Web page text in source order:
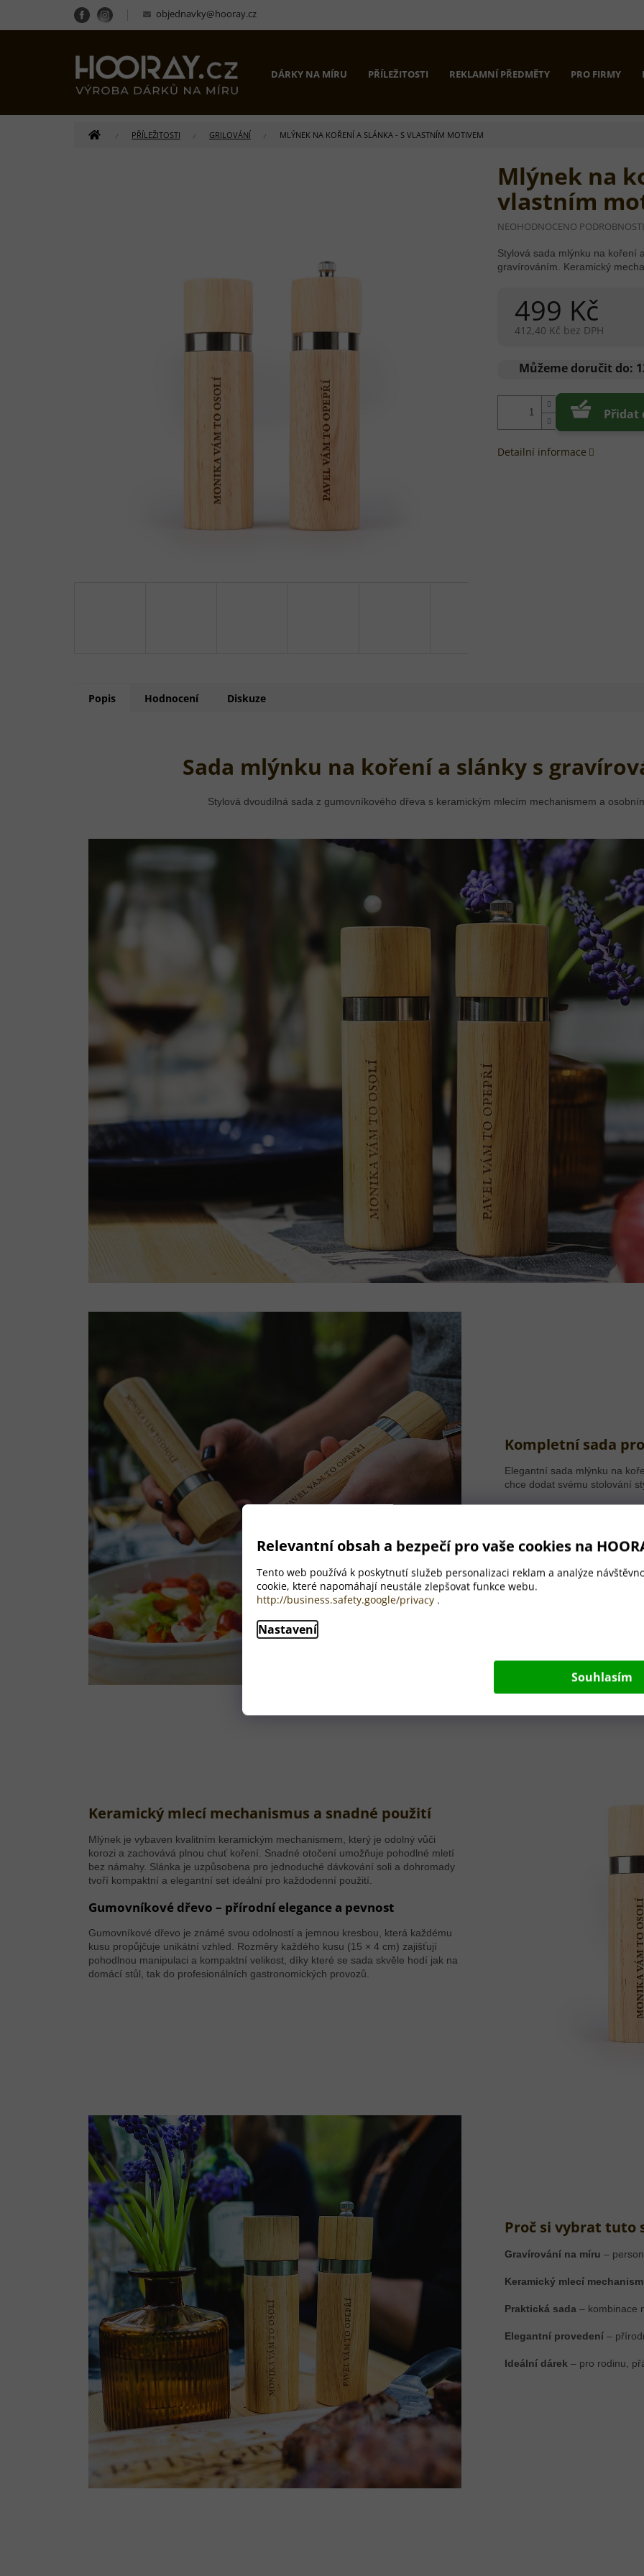
Relevantní obsah a bezpečí pro vaše cookies na
Tento web používá k poskytnutí služeb personalizaci reklam a analýze
cookie, které napomáhají neustále zlepšovat funkce webu.
http://business.safety.google/privacy .
Nastavení
Souhlasím
obsah
objednavky@hooray.cz
DÁRKY NA MÍRU PŘÍLEŽITOSTI REKLAMNÍ PŘEDMĚTY PRO FIRMY
DOMŮ PŘÍLEŽITOSTI GRILOVÁNÍ MLÝNEK NA KOŘENÍ A SLÁNKA - S VLASTNÍM MOTIVEM
Mlýnek na
vlastním
PRŮMĚRNÉ
PRODUKTU
JE
0,0
HVĚZDIČEK.
NEOHODNOCENO
499 Kč
412,40 Kč bez DPH
cena:
Můžeme doručit do:
Přidat
Stylová sada mlýnku na koření
gravírováním. Keramický
Detailní informace
Popis Hodnocení Diskuze
Sada mlýnku na koření a slánky s
Stylová dvoudílná sada z gumovníkového dřeva s keramickým mlecím mechanismem a
Kompletní sada
Elegantní sada mlýnku na
chce dodat svému stolování
Díky gravírování motivu na
sada stane nejen
slavnostní tabule.
Keramický mlecí mechanismus a snadné použití
Mlýnek je vybaven kvalitním keramickým mechanismem, který je odolný vůči
korozi a zachovává plnou chuť koření. Snadné otočení umožňuje pohodlné mletí
bez námahy. Slánka je uzpůsobena pro jednoduché dávkování soli a dohromady
tvoří kompaktní a elegantní set ideální pro každodenní použití.
Gumovníkové dřevo – přírodní elegance a pevnost
Gumovníkové dřevo je známé svou odolností a jemnou kresbou, která každému
kusu propůjčuje unikátní vzhled. Rozměry každého kusu (15 × 4 cm) zajišťují
pohodlnou manipulaci a kompaktní velikost, díky které se sada skvěle hodí jak na
domácí stůl, tak do profesionálních gastronomických provozů.
Proč si vybrat tuto
Gravírování na míru –
Keramický mlecí
Praktická sada – kombinace
Elegantní provedení –
Ideální dárek – pro rodinu,